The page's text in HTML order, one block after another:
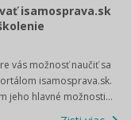
isamosprava.sk
vás možnosť naučiť sa
isamosprava.sk.
jeho hlavné možnosti...